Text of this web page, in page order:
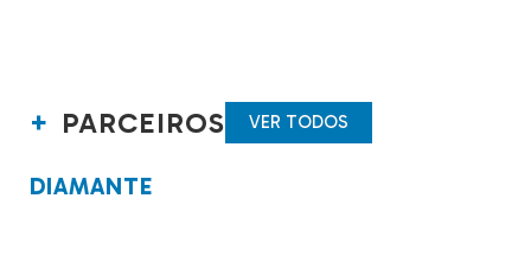
PARCEIROS VER TODOS
DIAMANTE